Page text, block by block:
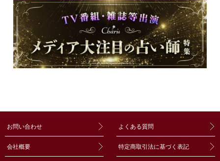
お問い合わせ よくある質問
会社概要 特定商取引法に基づく表記